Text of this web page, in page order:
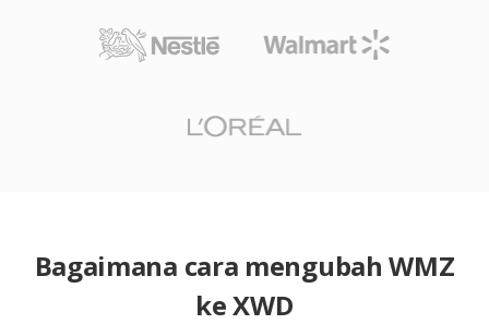
Bagaimana cara mengubah WMZ
ke XWD